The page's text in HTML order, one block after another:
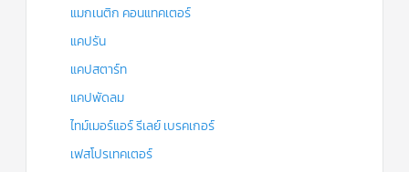
แมกเนติก คอนแทคเตอร์
แคปรัน
แคปสตาร์ท
แคปพัดลม
ไทม์เมอร์แอร์ รีเลย์ เบรคเกอร์
เฟสโปรเทคเตอร์